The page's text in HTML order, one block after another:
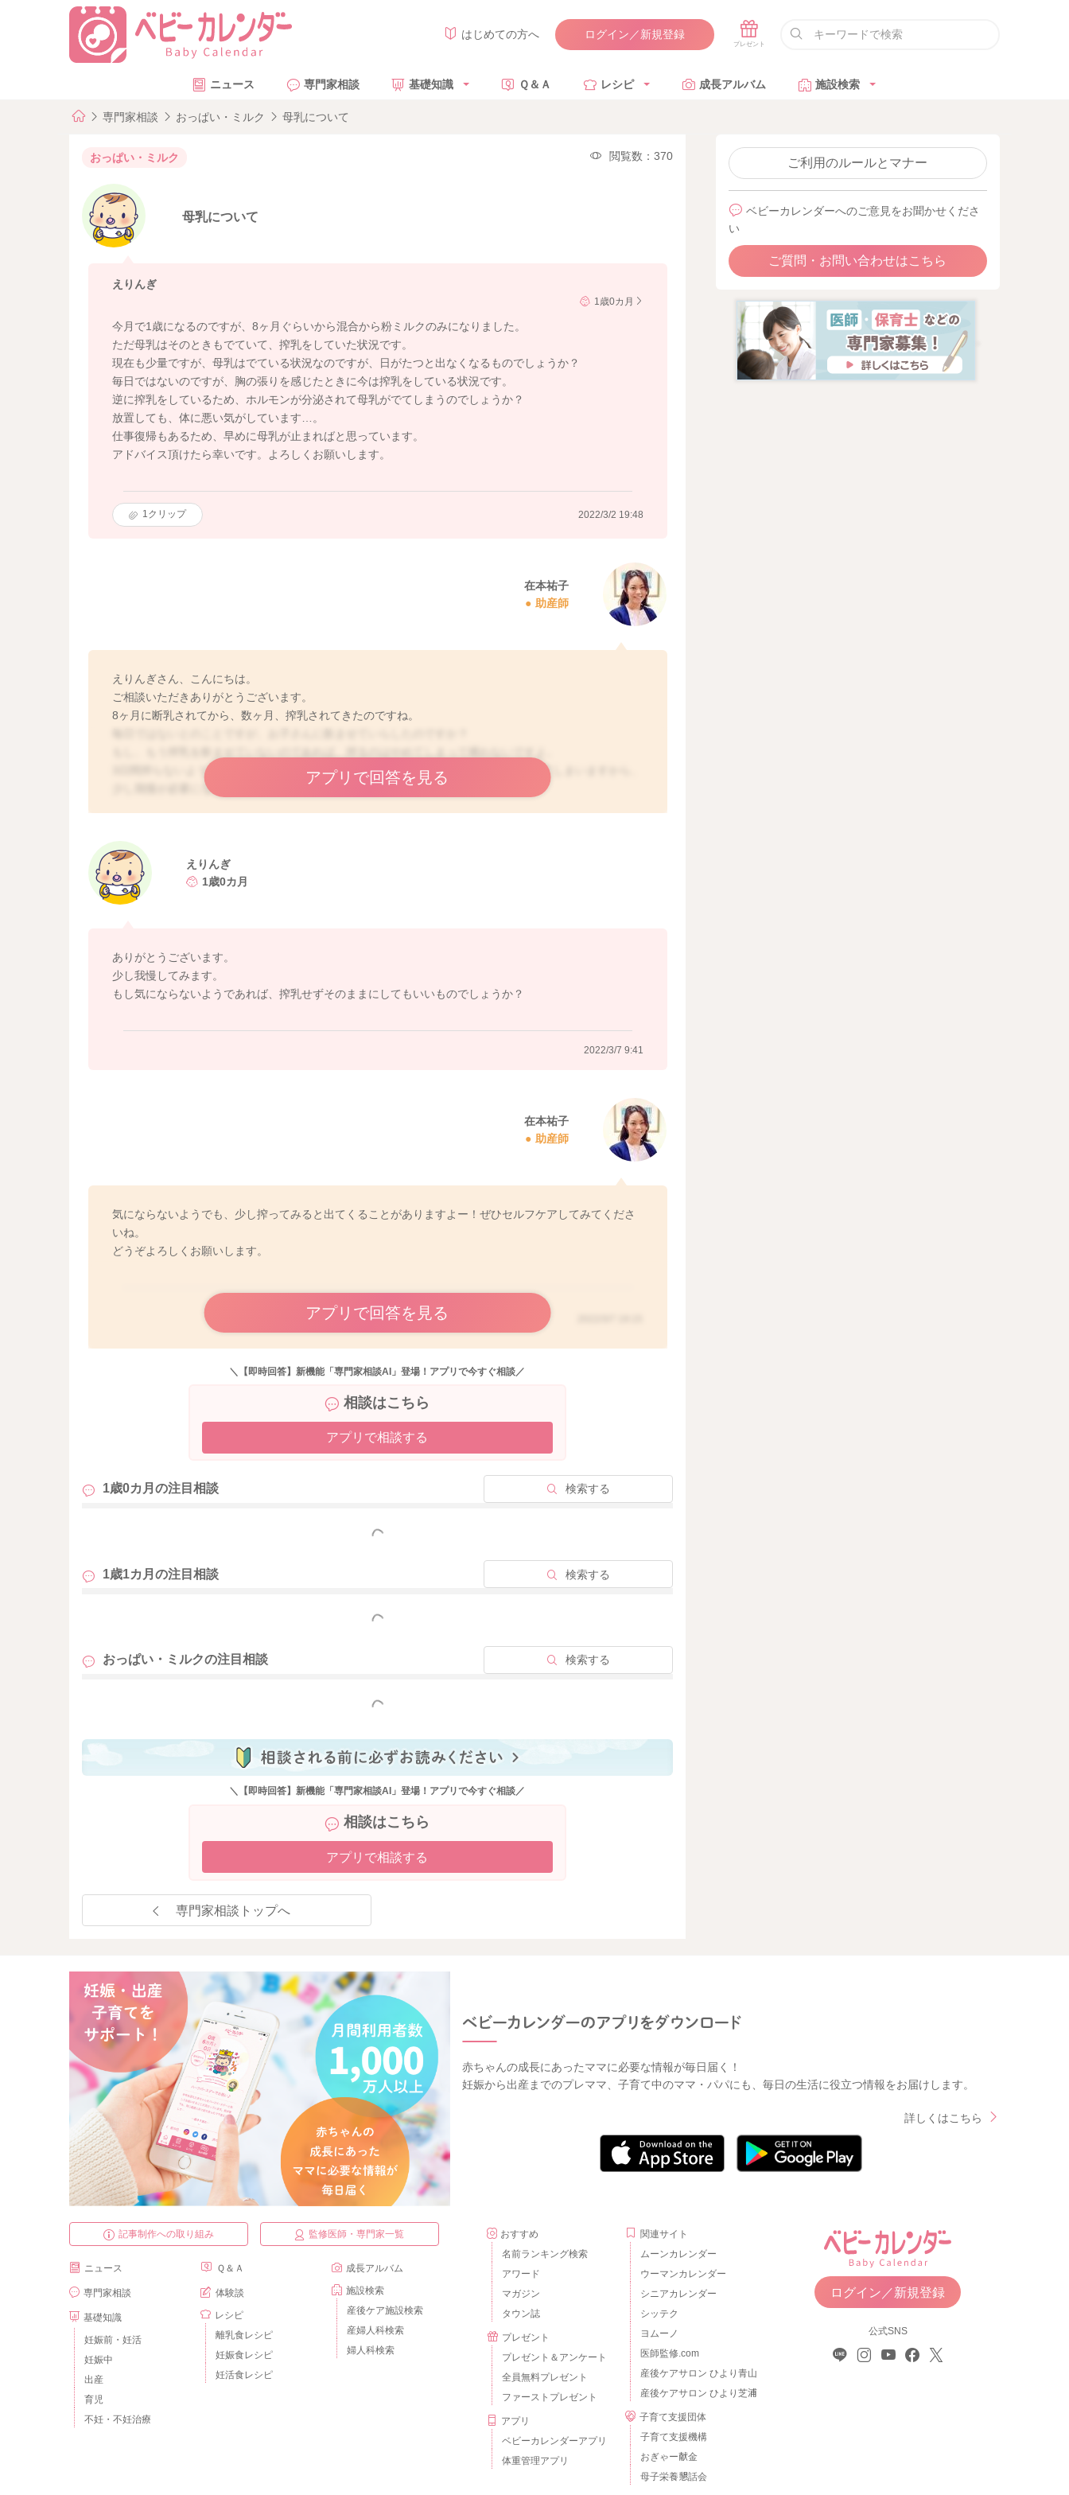
はじめての方へ ログイン／新規登録
ニュース 専門家相談 基礎知識 Ｑ＆Ａ レシピ 成長アルバム 施設検索
専門家相談 おっぱい・ミルク 母乳について
おっぱい・ミルク 閲覧数：370
母乳について
えりんぎ
1歳0カ月
今月で1歳になるのですが、8ヶ月ぐらいから混合から粉ミルクのみになりました。
ただ母乳はそのときもでていて、搾乳をしていた状況です。
現在も少量ですが、母乳はでている状況なのですが、日がたつと出なくなるものでしょうか？
毎日ではないのですが、胸の張りを感じたときに今は搾乳をしている状況です。
逆に搾乳をしているため、ホルモンが分泌されて母乳がでてしまうのでしょうか？
放置しても、体に悪い気がしています…。
仕事復帰もあるため、早めに母乳が止まればと思っています。
アドバイス頂けたら幸いです。よろしくお願いします。
1クリップ 2022/3/2 19:48
在本祐子
助産師
えりんぎさん、こんにちは。
ご相談いただきありがとうございます。
8ヶ月に断乳されてから、数ヶ月、搾乳されてきたのですね。
3日間搾らないようにすると分泌は止まります。張りがあっても搾ると分泌が継続されてしまいますから、
少し我慢が必要になります。
心配があれば、母乳外来や助産院をご利用くださいね。
https://baby-calendar.jp/knowledge/baby/971
アプリで回答を見る
えりんぎ
1歳0カ月
ありがとうございます。
少し我慢してみます。
もし気にならないようであれば、搾乳せずそのままにしてもいいものでしょうか？
2022/3/7 9:41
在本祐子
助産師
気にならないようでも、少し搾ってみると出てくることがありますよー！ぜひセルフケアしてみてくださ
いね。
どうぞよろしくお願いします。
アプリで回答を見る
＼【即時回答】新機能「専門家相談AI」登場！アプリで今すぐ相談／
相談はこちら
アプリで相談する
1歳0カ月の注目相談 検索する
もっと見る
1歳1カ月の注目相談 検索する
もっと見る
おっぱい・ミルクの注目相談 検索する
もっと見る
＼【即時回答】新機能「専門家相談AI」登場！アプリで今すぐ相談／
相談はこちら
アプリで相談する
専門家相談トップへ
ご利用のルールとマナー
ベビーカレンダーへのご意見をお聞かせくださ
い
ご質問・お問い合わせはこちら
赤ちゃんの成長にあったママに必要な情報が毎日届く！
妊娠から出産までのプレママ、子育て中のママ・パパにも、毎日の生活に役立つ情報をお届けします。
詳しくはこちら
記事制作への取り組み 監修医師・専門家一覧
ニュース
専門家相談
基礎知識
妊娠前・妊活
妊娠中
出産
育児
不妊・不妊治療
Ｑ＆Ａ
体験談
レシピ
離乳食レシピ
妊娠食レシピ
妊活食レシピ
成長アルバム
施設検索
産後ケア施設検索
産婦人科検索
婦人科検索
おすすめ
名前ランキング検索
アワード
マガジン
タウン誌
プレゼント
プレゼント＆アンケート
全員無料プレゼント
ファーストプレゼント
アプリ
ベビーカレンダーアプリ
体重管理アプリ
関連サイト
ムーンカレンダー
ウーマンカレンダー
シニアカレンダー
シッテク
ヨムーノ
医師監修.com
産後ケアサロン ひより青山
産後ケアサロン ひより芝浦
子育て支援団体
子育て支援機構
おぎゃー献金
母子栄養懇話会
ログイン／新規登録
公式SNS